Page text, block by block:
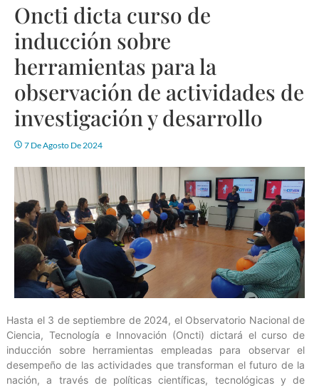
Oncti dicta curso de
inducción sobre
herramientas para la
observación de actividades de
investigación y desarrollo
7 De Agosto De 2024
Hasta el 3 de septiembre de 2024, el Observatorio Nacional de
Ciencia, Tecnología e Innovación (Oncti) dictará el curso de
inducción sobre herramientas empleadas para observar el
desempeño de las actividades que transforman el futuro de la
nación, a través de políticas científicas, tecnológicas y de